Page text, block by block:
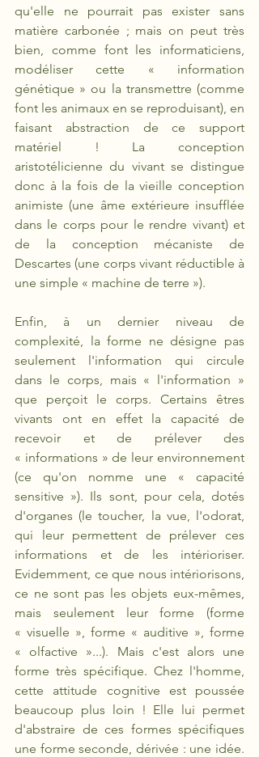
qu'elle ne pourrait pas exister sans
matière carbonée ; mais on peut très
bien, comme font les informaticiens,
modéliser cette « information
génétique » ou la transmettre (comme
font les animaux en se reproduisant), en
faisant abstraction de ce support
matériel ! La conception
aristotélicienne du vivant se distingue
donc à la fois de la vieille conception
animiste (une âme extérieure insufflée
dans le corps pour le rendre vivant) et
de la conception mécaniste de
Descartes (une corps vivant réductible à
une simple « machine de terre »).
Enfin, à un dernier niveau de
complexité, la forme ne désigne pas
seulement l'information qui circule
dans le corps, mais « l'information »
que perçoit le corps. Certains êtres
vivants ont en effet la capacité de
recevoir et de prélever des
« informations » de leur environnement
(ce qu'on nomme une « capacité
sensitive »). Ils sont, pour cela, dotés
d'organes (le toucher, la vue, l'odorat,
qui leur permettent de prélever ces
informations et de les intérioriser.
Evidemment, ce que nous intériorisons,
ce ne sont pas les objets eux-mêmes,
mais seulement leur forme (forme
« visuelle », forme « auditive », forme
« olfactive »...). Mais c'est alors une
forme très spécifique. Chez l'homme,
cette attitude cognitive est poussée
beaucoup plus loin ! Elle lui permet
d'abstraire de ces formes spécifiques
une forme seconde, dérivée : une idée.